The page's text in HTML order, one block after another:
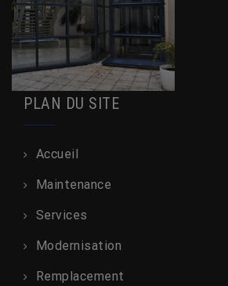
PLAN DU SITE
Accueil
Maintenance
Services
Modernisation
Remplacement